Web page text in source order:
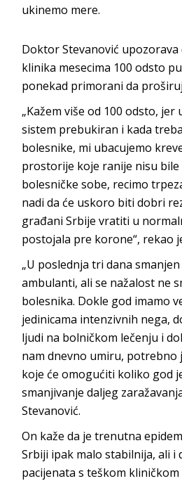
ukinemo mere.
Doktor Stevanović
klinika mesecima 100 odsto
ponekad primorani da
„Kažem više od 100 odsto, jer
sistem prebukiran i kada
bolesnike, mi ubacujemo
prostorije koje ranije nisu bile
bolesničke sobe, recimo
nadi da će uskoro biti dobri
građani Srbije vratiti u
postojala pre korone“, rekao
„U poslednja tri dana
ambulanti, ali se nažalost ne
bolesnika. Dokle god imamo
jedinicama intenzivnih nega,
ljudi na bolničkom lečenju i
nam dnevno umiru, potrebno
koje će omogućiti koliko god
smanjivanje daljeg
Stevanović.
On kaže da je trenutna
Srbiji ipak malo stabilnija, ali i
pacijenata s teškom kliničkom